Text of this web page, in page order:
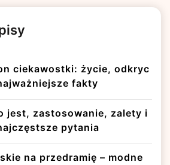
ciekawostki: życie, odkryc
fakty
jest, zastosowanie, zalety i
pytania
na przedramię – modne